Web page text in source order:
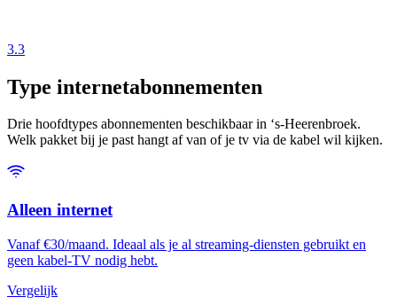
3.3
Type internetabonnementen
Drie hoofdtypes abonnementen beschikbaar in ‘s-Heerenbroek.
Welk pakket bij je past hangt af van of je tv via de kabel wil kijken.
Alleen internet
Vanaf €30/maand. Ideaal als je al streaming-diensten gebruikt en
geen kabel-TV nodig hebt.
Vergelijk